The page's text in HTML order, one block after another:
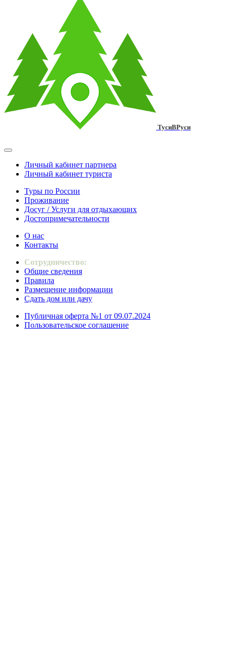
ТусиВРуси
Личный кабинет партнера
Личный кабинет туриста
Туры по России
Проживание
Досуг / Услуги для отдыхающих
Достопримечательности
О нас
Контакты
Сотрудничество:
Общие сведения
Правила
Размещение информации
Сдать дом или дачу
Публичная оферта №1 от 09.07.2024
Пользовательское соглашение